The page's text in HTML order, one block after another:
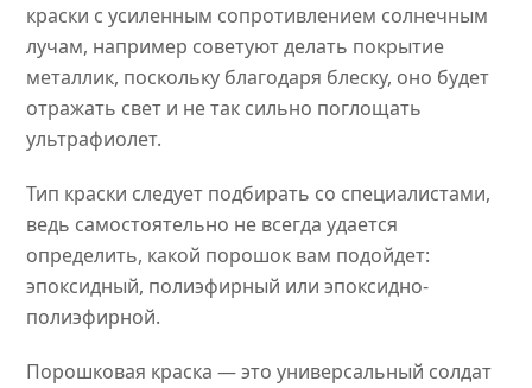
краски с усиленным сопротивлением солнечным
лучам, например советуют делать покрытие
металлик, поскольку благодаря блеску, оно будет
отражать свет и не так сильно поглощать
ультрафиолет.
Тип краски следует подбирать со специалистами,
ведь самостоятельно не всегда удается
определить, какой порошок вам подойдет:
эпоксидный, полиэфирный или эпоксидно-
полиэфирной.
Порошковая краска — это универсальный солдат